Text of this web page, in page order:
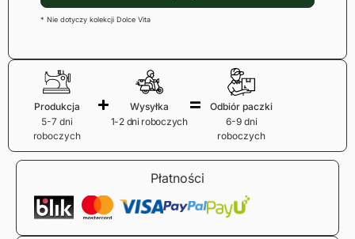
* Nie dotyczy kolekcji Dolce Vita
Produkcja
5-7 dni
roboczych
Wysyłka
1-2 dni roboczych
Odbiór paczki
6-9 dni
roboczych
Płatności